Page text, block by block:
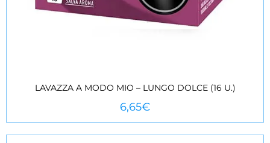
VEURE MÉS
LAVAZZA A MODO MIO – LUNGO DOLCE (16 U.)
6,65€